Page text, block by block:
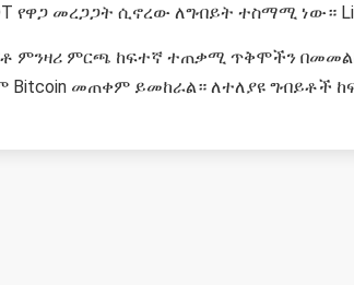
የዋጋ መረጋጋት ሲኖረው ለግብይት ተስማሚ ነው።
ምንዛሪ ምርጫ ከፍተኛ ተጠቃሚ ጥቅሞችን
Bitcoin መጠቀም ይመከራል። ለተለያዩ ግብይቶች